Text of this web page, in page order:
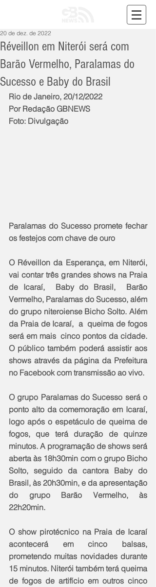
Réveillon em Niterói será com
Barão Vermelho, Paralamas do
Sucesso e Baby do Brasil
20 de dez. de 2022
Rio de Janeiro, 20/12/2022
Por Redação GBNEWS
Foto: Divulgação
Paralamas do Sucesso promete fechar
os festejos com chave de ouro
O Réveillon da Esperança, em Niterói,
vai contar três grandes shows na Praia
de Icaraí,  Baby do Brasil,  Barão
Vermelho, Paralamas do Sucesso, além
do grupo niteroiense Bicho Solto. Além
da Praia de Icaraí,  a  queima de fogos
será em mais  cinco pontos da cidade.
O público também poderá assistir aos
shows através da página da Prefeitura
no Facebook com transmissão ao vivo.
O grupo Paralamas do Sucesso será o
ponto alto da comemoração em Icaraí,
logo após o espetáculo de queima de
fogos, que terá duração de quinze
minutos. A programação de shows será
aberta às 18h30min com o grupo Bicho
Solto, seguido da cantora Baby do
Brasil, às 20h30min, e da apresentação
do grupo Barão Vermelho, às
22h20min.
O show pirotécnico na Praia de Icaraí
acontecerá em cinco balsas,
prometendo muitas novidades durante
15 minutos. Niterói também terá queima
de fogos de artifício em outros cinco